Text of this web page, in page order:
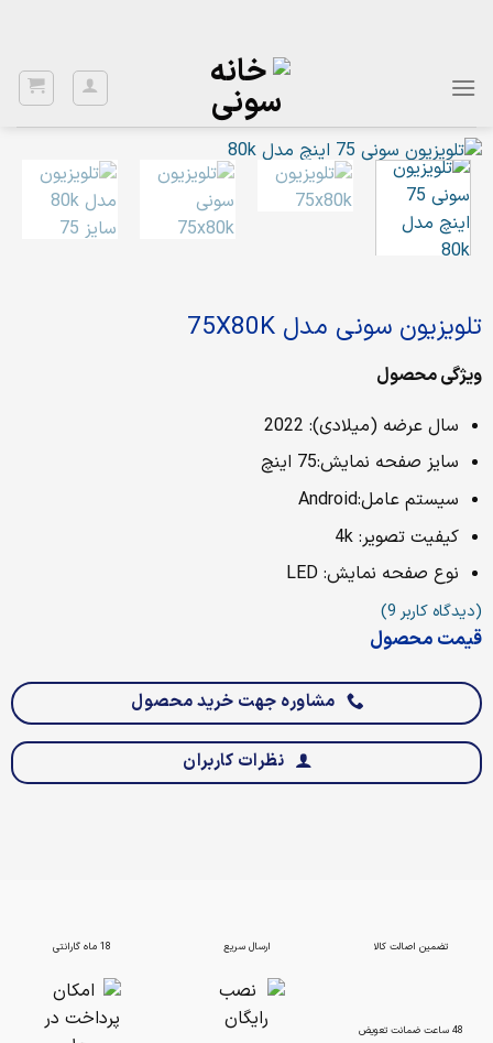
تلویزیون سونی مدل 75X80K
ویژگی محصول
سال عرضه (میلادی): 2022
سایز صفحه نمایش:75 اینچ
سیستم عامل:Android
کیفیت تصویر: 4k
نوع صفحه نمایش: LED
(دیدگاه کاربر 9
)
قیمت محصول
مشاوره جهت خرید محصول
نظرات کاربران
تضمین اصالت کالا ارسال سریع 18 ماه گارانتی
48 ساعت ضمانت تعویض